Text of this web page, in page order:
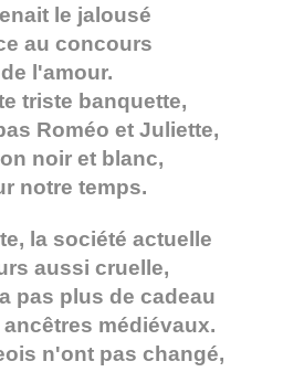
le jalousé
au concours
de l'amour.
triste banquette,
Roméo et Juliette,
noir et blanc,
notre temps.
la société actuelle
aussi cruelle,
pas plus de cadeau
médiévaux.
n'ont pas changé,